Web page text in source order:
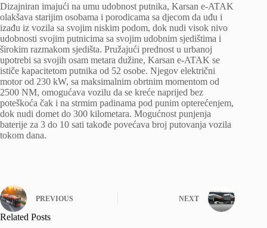
Dizajniran imajući na umu udobnost putnika, Karsan e-ATAK
olakšava starijim osobama i porodicama sa djecom da uđu i
izađu iz vozila sa svojim niskim podom, dok nudi visok nivo
udobnosti svojim putnicima sa svojim udobnim sjedištima i
širokim razmakom sjedišta. Pružajući prednost u urbanoj
upotrebi sa svojih osam metara dužine, Karsan e-ATAK se
ističe kapacitetom putnika od 52 osobe. Njegov električni
motor od 230 kW, sa maksimalnim obrtnim momentom od
2500 NM, omogućava vozilu da se kreće naprijed bez
poteškoća čak i na strmim padinama pod punim opterećenjem,
dok nudi domet do 300 kilometara. Mogućnost punjenja
baterije za 3 do 10 sati takođe povećava broj putovanja vozila
tokom dana.
PREVIOUS NEXT
Related Posts